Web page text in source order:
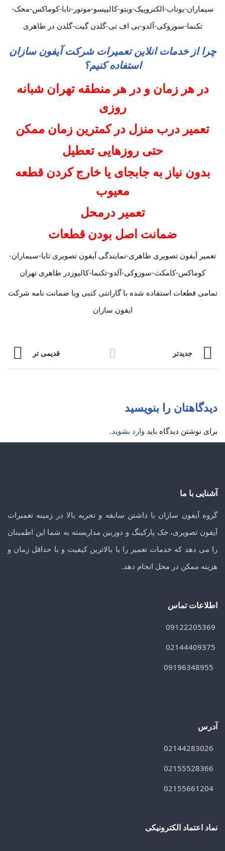
سیماران-یوتاب-الکتروپیک-ویتو-کالیپسو-موتور-تابا-کوماکس-محک-
تکنما-سوزوکی-آلدو-بی اف تی-گلدن گیت-گلدن در طاهری
چرا از خدمات انلاین تعمیرات شرکت آیفون سازان
استفاده کنیم؟
در هر زمان و در هر منطقه تهران شبانه
روزی
تعمیر درب منزل در کمترین زمان ممکن
حتی روزهایی تعطیل
بدون نیاز به جابجای یا خارج کردن قطعه
معیوب
تعمیر درمحل
ضمانت اصل بودن قطعات
تعمیر آیفون تصویری طاهری-نمایندگی آیفون تصویری تابا-سیماران-
کوماکس-کامکث-سوزوکی-آلدو-تکنما-کالیوزدر طاهری تهران
تمامی قطعات استفاده شده با گارانتی کتبی وبا ضمانت نامه شرکت
ایفون سازان
جدیدتر قدیمی تر
دیدگاهتان را بنویسید
برای نوشتن دیدگاه باید وارد بشوید.
آشنایی با ما
گروه آیفون سازان با داشتن سابقه و تجربه بالا در زمینه تعمیرات
آیفون تصویری، جک پارکینگ و دوربین مداربسته به شما این اطمینان
را می دهد که خدمات تعمیر را با بالاترین کیفیت و با حداقل زمان و
هزینه ممکن در محل انجام دهد.
اطلاعات تماس
آدرس
نماد اعتماد الکترونیکی